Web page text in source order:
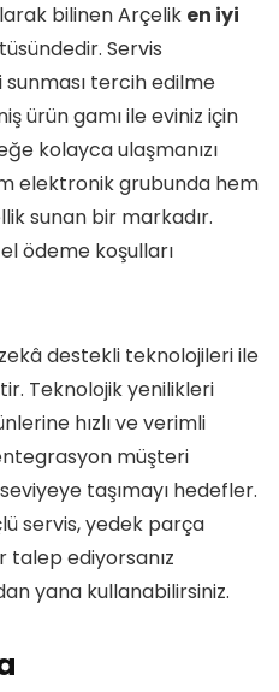
bilinen Arçelik en iyi
Servis
tercih edilme
ürün gamı ile eviniz için
kolayca ulaşmanızı
elektronik grubunda hem
sunan bir markadır.
ödeme koşulları
destekli teknolojileri ile
Teknolojik yenilikleri
hızlı ve verimli
müşteri
taşımayı hedefler.
servis, yedek parça
talep ediyorsanız
yana kullanabilirsiniz.